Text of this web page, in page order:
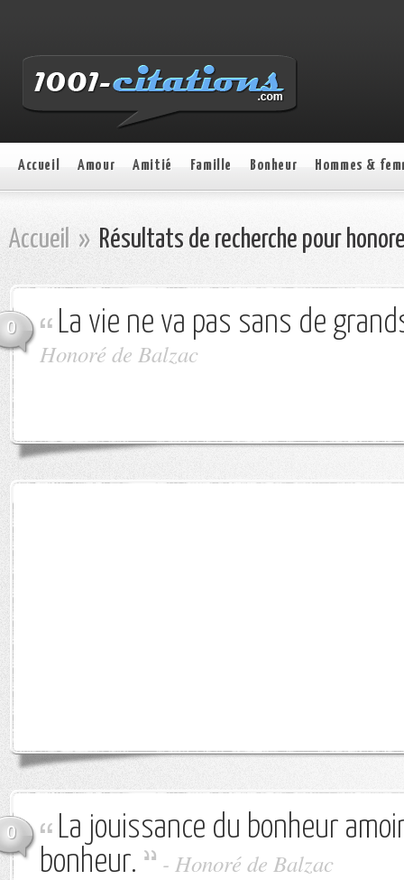
Accueil Amour Amitié Famille Bonheur Hommes &
Accueil » Résultats de recherche pour
0 La vie ne va pas sans de
Honoré de Balzac
0
La jouissance du bonheur
bonheur.
- Honoré de Balzac